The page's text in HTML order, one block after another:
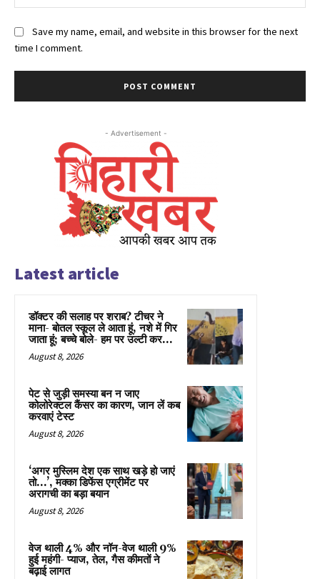
Save my name, email, and website in this browser for the next
time I comment.
- Advertisement -
Latest article
डॉक्टर की सलाह पर शराब? टीचर ने
माना- बोतल स्कूल ले आता हूं, नशे में गिर
जाता हूं; बच्चे बोले- हम पर उल्टी कर...
August 8, 2026
पेट से जुड़ी समस्या बन न जाए
कोलोरेक्टल कैंसर का कारण, जान लें कब
करवाएं टेस्ट
August 8, 2026
‘अगर मुस्लिम देश एक साथ खड़े हो जाएं
तो…’, मक्का डिफेंस एग्रीमेंट पर
अरागची का बड़ा बयान
August 8, 2026
वेज थाली 4% और नॉन-वेज थाली 9%
हुई महंगी- प्याज, तेल, गैस कीमतों ने
बढ़ाई लागत